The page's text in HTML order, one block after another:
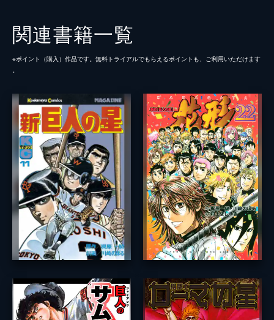
関連書籍一覧
※ポイント（購⼊）作品です。無料トライアルでもらえるポイントも、ご利⽤いただけます